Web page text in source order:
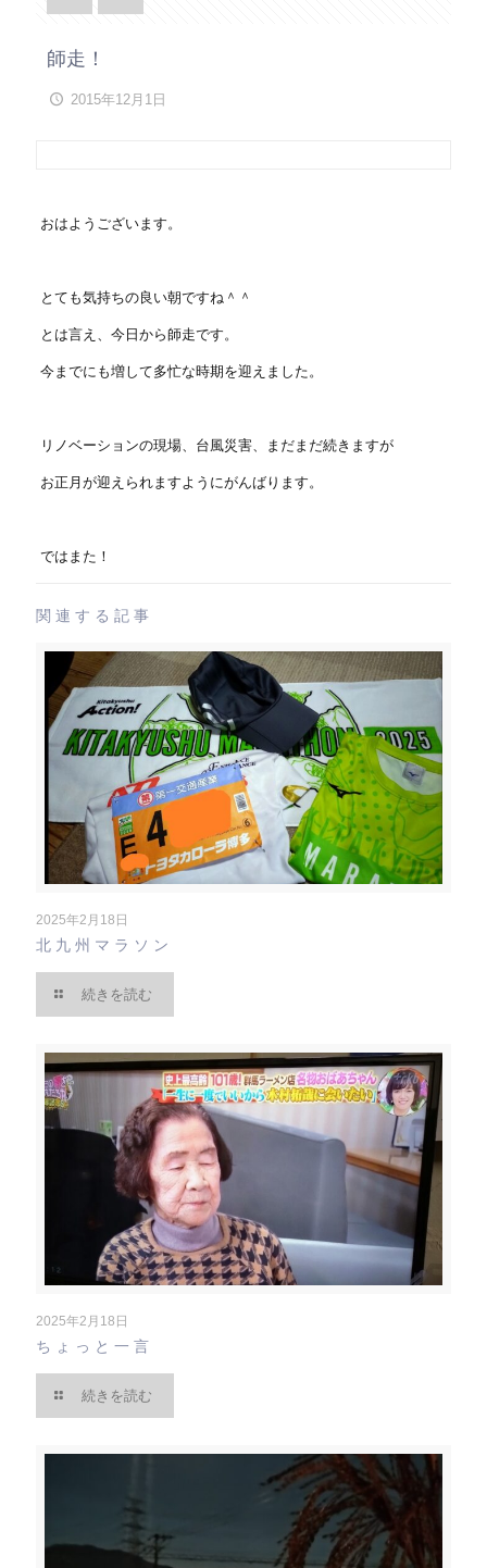
師走！
2015年12月1日
おはようございます。
とても気持ちの良い朝ですね＾＾
とは言え、今日から師走です。
今までにも増して多忙な時期を迎えました。
リノベーションの現場、台風災害、まだまだ続きますが
お正月が迎えられますようにがんばります。
ではまた！
関連する記事
2025年2月18日
北九州マラソン
続きを読む
2025年2月18日
ちょっと一言
続きを読む